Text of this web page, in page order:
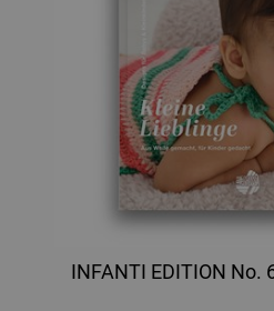
INFANTI EDITION No.